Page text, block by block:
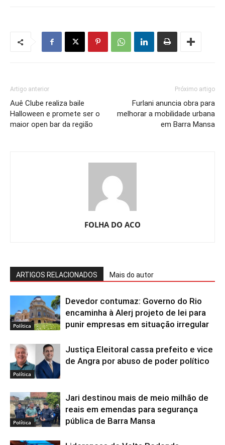
Artigo anterior
Auê Clube realiza baile
Halloween e promete ser o
maior open bar da região
Próximo artigo
Furlani anuncia obra para
melhorar a mobilidade urbana
em Barra Mansa
FOLHA DO ACO
ARTIGOS RELACIONADOS Mais do autor
Política
Devedor contumaz: Governo do Rio
encaminha à Alerj projeto de lei para
punir empresas em situação irregular
Política
Justiça Eleitoral cassa prefeito e vice
de Angra por abuso de poder político
Política
Jari destinou mais de meio milhão de
reais em emendas para segurança
pública de Barra Mansa